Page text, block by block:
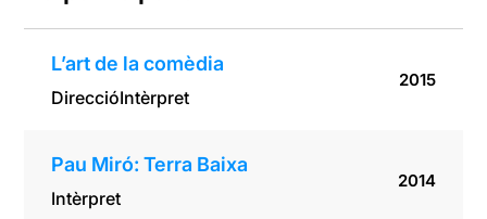
L’art de la comèdia
DireccióIntèrpret
2015
Pau Miró: Terra Baixa
Intèrpret
2014